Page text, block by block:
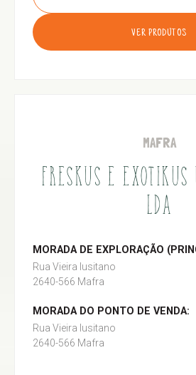
VER PRODUTOS
MAFRA
FRESKUS E EXOTIKUS
LDA
MORADA DE EXPLORAÇÃO
Rua Vieira lusitano
2640-566 Mafra
MORADA DO PONTO DE VENDA:
Rua Vieira lusitano
2640-566 Mafra